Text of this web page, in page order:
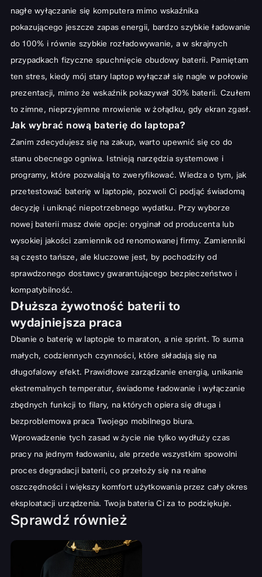
nagłe wyłączanie się komputera mimo wskaźnika
pokazującego jeszcze zapas energii, bardzo szybkie ładowanie
do 100% i równie szybkie rozładowywanie, a w skrajnych
przypadkach fizyczne spuchnięcie obudowy baterii. Pamiętam
ten stres, kiedy mój stary laptop wyłączał się nagle w połowie
prezentacji, mimo że wskaźnik pokazywał 30% baterii. Czułem
to zimne, nieprzyjemne mrowienie w żołądku, gdy ekran zgasł.
Jak wybrać nową baterię do laptopa?
Zanim zdecydujesz się na zakup, warto upewnić się co do
stanu obecnego ogniwa. Istnieją narzędzia systemowe i
programy, które pozwalają to zweryfikować. Wiedza o tym, jak
przetestować baterię w laptopie, pozwoli Ci podjąć świadomą
decyzję i uniknąć niepotrzebnego wydatku. Przy wyborze
nowej baterii masz dwie opcje: oryginał od producenta lub
wysokiej jakości zamiennik od renomowanej firmy. Zamienniki
są często tańsze, ale kluczowe jest, by pochodziły od
sprawdzonego dostawcy gwarantującego bezpieczeństwo i
kompatybilność.
Dłuższa żywotność baterii to
wydajniejsza praca
Dbanie o baterię w laptopie to maraton, a nie sprint. To suma
małych, codziennych czynności, które składają się na
długofalowy efekt. Prawidłowe zarządzanie energią, unikanie
ekstremalnych temperatur, świadome ładowanie i wyłączanie
zbędnych funkcji to filary, na których opiera się długa i
bezproblemowa praca Twojego mobilnego biura.
Wprowadzenie tych zasad w życie nie tylko wydłuży czas
pracy na jednym ładowaniu, ale przede wszystkim spowolni
proces degradacji baterii, co przełoży się na realne
oszczędności i większy komfort użytkowania przez cały okres
eksploatacji urządzenia. Twoja bateria Ci za to podziękuje.
Sprawdź również